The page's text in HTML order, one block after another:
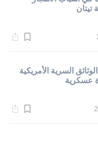
تيتان
السرية الأمريكية
عسكرية